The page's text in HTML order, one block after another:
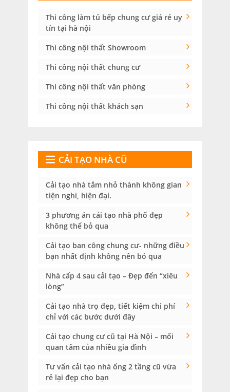
Thi công làm tủ bếp chung cư giá rẻ uy
tín tại hà nội
Thi công nội thất Showroom
Thi công nội thất chung cư
Thi công nội thất văn phòng
Thi công nội thất khách sạn
CẢI TẠO NHÀ CŨ
Cải tạo nhà tắm nhỏ thành không gian
tiện nghi, hiện đại.
3 phương án cải tạo nhà phố đẹp
không thể bỏ qua
Cải tạo ban công chung cư- những điều
bạn nhất định không nên bỏ qua
Nhà cấp 4 sau cải tạo – Đẹp đến “xiêu
lòng”
Cải tạo nhà trọ đẹp, tiết kiệm chi phí
chỉ với các bước dưới đây
Cải tạo chung cư cũ tại Hà Nội – mối
quan tâm của nhiều gia đình
Tư vấn cải tạo nhà ống 2 tầng cũ vừa
rẻ lại đẹp cho bạn